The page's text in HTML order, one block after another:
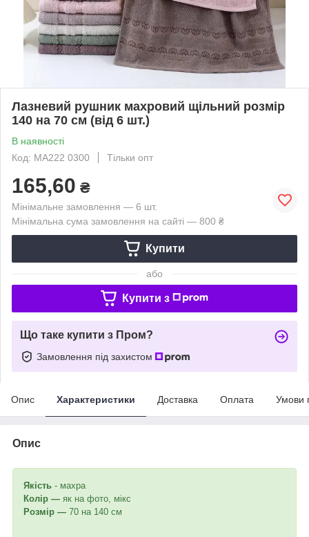
Лазневий рушник махровий щільний розмір
140 на 70 см (від 6 шт.)
В наявності
Код: MA222 0300
Тільки опт
165,60 ₴
Мінімальне замовлення — 6 шт.
Мінімальна сума замовлення на сайті — 800 ₴
Купити
або
Купити з
Що таке купити з Пром?
Замовлення під захистом
Опис Характеристики Доставка Оплата Умови
Опис
Якість - махра
Колір — як на фото, мікс
Розмір — 70 на 140 см